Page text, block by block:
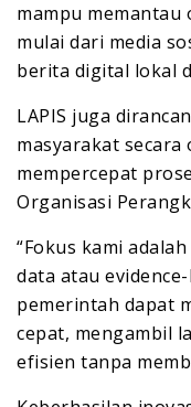
mampu
mulai dari media
berita digital lokal
LAPIS juga
masyarakat
mempercepat
Organisasi
“Fokus kami
data atau
pemerintah dapat
cepat, mengambil
efisien tanpa